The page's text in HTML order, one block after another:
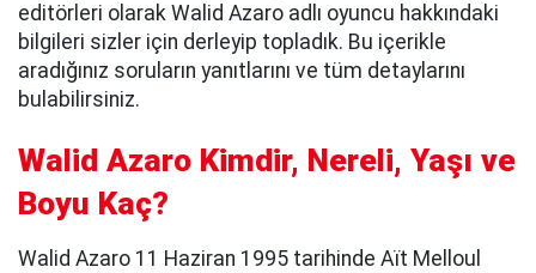
editörleri olarak Walid Azaro adlı oyuncu hakkındaki
bilgileri sizler için derleyip topladık. Bu içerikle
aradığınız soruların yanıtlarını ve tüm detaylarını
bulabilirsiniz.
Walid Azaro Kimdir, Nereli, Yaşı ve
Boyu Kaç?
Walid Azaro 11 Haziran 1995 tarihinde Aït Melloul